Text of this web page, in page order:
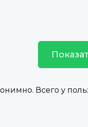
Всего у